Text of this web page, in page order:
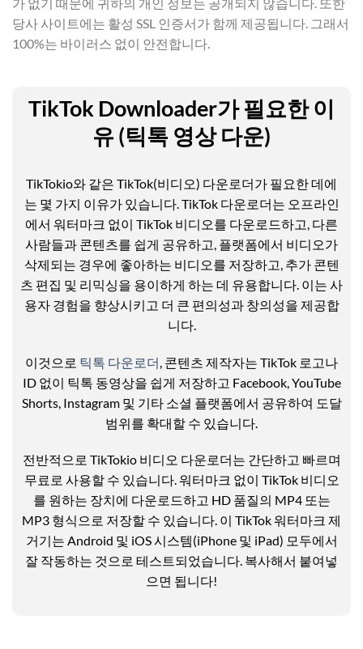
당사 사이트에는 활성 SSL 인증서가 함께 제공됩니다. 그래서
100%는 바이러스 없이 안전합니다.
TikTok Downloader가 필요한 이
유 (틱톡 영상 다운)
TikTokio와 같은 TikTok(비디오) 다운로더가 필요한 데에
는 몇 가지 이유가 있습니다. TikTok 다운로더는 오프라인
에서 워터마크 없이 TikTok 비디오를 다운로드하고, 다른
사람들과 콘텐츠를 쉽게 공유하고, 플랫폼에서 비디오가
삭제되는 경우에 좋아하는 비디오를 저장하고, 추가 콘텐
츠 편집 및 리믹싱을 용이하게 하는 데 유용합니다. 이는 사
용자 경험을 향상시키고 더 큰 편의성과 창의성을 제공합
니다.
이것으로 틱톡 다운로더 , 콘텐츠 제작자는 TikTok 로고나
ID 없이 틱톡 동영상을 쉽게 저장하고 Facebook, YouTube
Shorts, Instagram 및 기타 소셜 플랫폼에서 공유하여 도달
범위를 확대할 수 있습니다.
전반적으로 TikTokio 비디오 다운로더는 간단하고 빠르며
무료로 사용할 수 있습니다. 워터마크 없이 TikTok 비디오
를 원하는 장치에 다운로드하고 HD 품질의 MP4 또는
MP3 형식으로 저장할 수 있습니다. 이 TikTok 워터마크 제
거기는 Android 및 iOS 시스템(iPhone 및 iPad) 모두에서
잘 작동하는 것으로 테스트되었습니다. 복사해서 붙여넣
으면 됩니다!